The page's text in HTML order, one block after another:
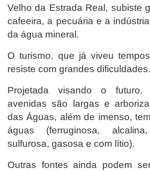
Velho da Estrada Real, subiste
cafeeira, a pecuária e a
da água mineral.
O turismo, que já viveu
resiste com grandes dificuldades.
Projetada visando o
avenidas são largas e
das Águas, além de imenso,
águas (ferruginosa,
sulfurosa, gasosa e com lítio).
Outras fontes ainda podem